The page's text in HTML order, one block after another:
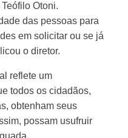
Otoni.
das pessoas para
em solicitar ou se já
o diretor.
reflete um
todos os cidadãos,
obtenham seus
possam usufruir